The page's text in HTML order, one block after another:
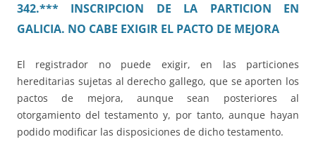
342.*** INSCRIPCION DE LA PARTICION EN
GALICIA. NO CABE EXIGIR EL PACTO DE MEJORA
El registrador no puede exigir, en las particiones
hereditarias sujetas al derecho gallego, que se aporten los
pactos de mejora, aunque sean posteriores al
otorgamiento del testamento y, por tanto, aunque hayan
podido modificar las disposiciones de dicho testamento.